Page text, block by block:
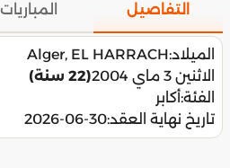
التفاصيل المباريات
الميلاد:Alger, EL HARRACH
الاثنين 3 ماي 2004
(22 سنة)
الفئة:أكابر
تاريخ نهاية العقد:2026-06-30